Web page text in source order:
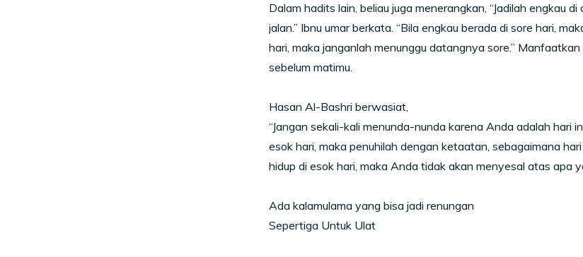
Dalam hadits lain, beliau juga menerangkan, “Jadilah engkau
jalan.” Ibnu umar berkata. “Bila engkau berada di sore hari,
hari, maka janganlah menunggu datangnya sore.”
sebelum matimu.
Hasan Al-Bashri berwasiat,
“Jangan sekali-kali menunda-nunda karena Anda adalah hari
esok hari, maka penuhilah dengan ketaatan, sebagaimana
hidup di esok hari, maka Anda tidak akan menyesal atas apa
Ada kalamulama yang bisa jadi renungan
Sepertiga Untuk Ulat